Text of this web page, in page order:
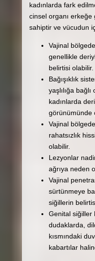
kadınlarda fark
cinsel organı erkeğe
sahiptir ve vücudun
Vajinal
genellikle
belirtisi olabilir.
Bağışıklık
yaşlılığa
kadınlarda
görünümünde
Vajinal
rahatsızlık
olabilir.
Lezyonlar
ağrıya neden
Vajinal
sürtünmeye
siğillerin
Genital siğiller
dudaklarda,
kısmındaki
kabartılar